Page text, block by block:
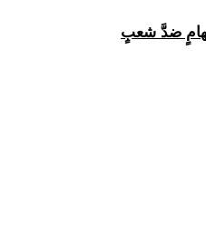
ضدَّ شعبٍ